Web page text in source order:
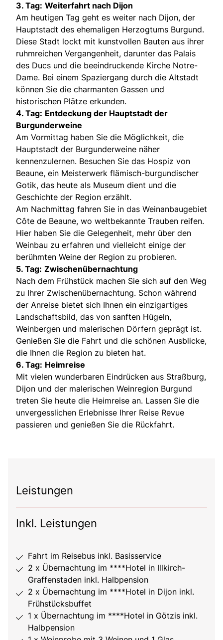
3. Tag: Weiterfahrt nach Dijon
Am heutigen Tag geht es weiter nach Dijon, der
Hauptstadt des ehemaligen Herzogtums Burgund.
Diese Stadt lockt mit kunstvollen Bauten aus ihrer
ruhmreichen Vergangenheit, darunter das Palais
des Ducs und die beeindruckende Kirche Notre-
Dame. Bei einem Spaziergang durch die Altstadt
können Sie die charmanten Gassen und
historischen Plätze erkunden.
4. Tag: Entdeckung der Hauptstadt der
Burgunderweine
Am Vormittag haben Sie die Möglichkeit, die
Hauptstadt der Burgunderweine näher
kennenzulernen. Besuchen Sie das Hospiz von
Beaune, ein Meisterwerk flämisch-burgundischer
Gotik, das heute als Museum dient und die
Geschichte der Region erzählt.
Am Nachmittag fahren Sie in das Weinanbaugebiet
Côte de Beaune, wo weltbekannte Trauben reifen.
Hier haben Sie die Gelegenheit, mehr über den
Weinbau zu erfahren und vielleicht einige der
berühmten Weine der Region zu probieren.
5. Tag: Zwischenübernachtung
Nach dem Frühstück machen Sie sich auf den Weg
zu Ihrer Zwischenübernachtung. Schon während
der Anreise bietet sich Ihnen ein einzigartiges
Landschaftsbild, das von sanften Hügeln,
Weinbergen und malerischen Dörfern geprägt ist.
Genießen Sie die Fahrt und die schönen Ausblicke,
die Ihnen die Region zu bieten hat.
6. Tag: Heimreise
Mit vielen wunderbaren Eindrücken aus Straßburg,
Dijon und der malerischen Weinregion Burgund
treten Sie heute die Heimreise an. Lassen Sie die
unvergesslichen Erlebnisse Ihrer Reise Revue
passieren und genießen Sie die Rückfahrt.
Leistungen
Inkl. Leistungen
Fahrt im Reisebus inkl. Basisservice
2 x Übernachtung im ****Hotel in Illkirch-
Graffenstaden inkl. Halbpension
2 x Übernachtung im ****Hotel in Dijon inkl.
Frühstücksbuffet
1 x Übernachtung im ****Hotel in Götzis inkl.
Halbpension